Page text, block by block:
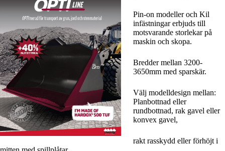
Pin-on modeller och Kil
infästningar erbjuds till
motsvarande storlekar på
maskin och skopa.
Bredder mellan 3200-
3650mm med sparskär.
Välj modelldesign mellan:
Planbottnad eller
rundbottnad, rak gavel eller
konvex gavel,
rakt rasskydd eller förhöjt i